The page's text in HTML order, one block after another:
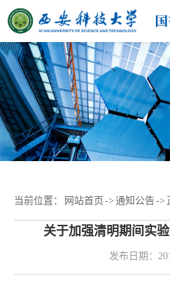
当前位置： 网站首页 -> 通知公告->
关于加强清明期间实
发布日期：